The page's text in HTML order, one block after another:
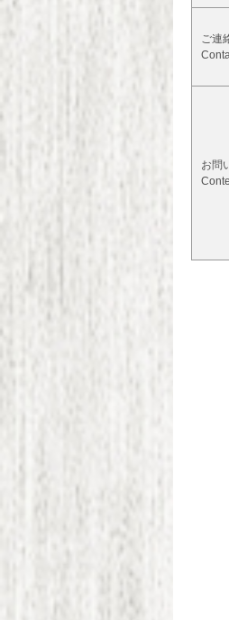
ご連
お問